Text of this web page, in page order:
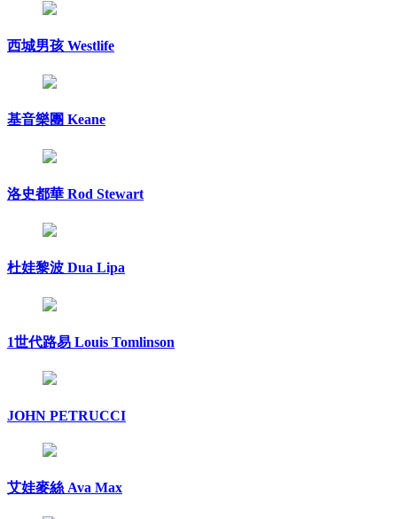
西城男孩 Westlife
基音樂團 Keane
洛史都華 Rod Stewart
杜娃黎波 Dua Lipa
1世代路易 Louis Tomlinson
JOHN PETRUCCI
艾娃麥絲 Ava Max